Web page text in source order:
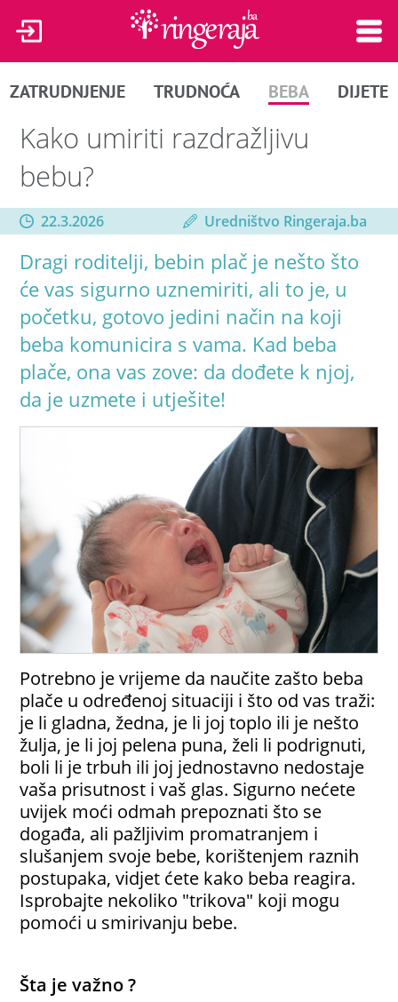
ZATRUDNJENJE TRUDNOĆA BEBA DIJETE
Kako umiriti razdražljivu
bebu?
22.3.2026 Uredništvo Ringeraja.ba
Dragi roditelji, bebin plač je nešto što
će vas sigurno uznemiriti, ali to je, u
početku, gotovo jedini način na koji
beba komunicira s vama. Kad beba
plače, ona vas zove: da dođete k njoj,
da je uzmete i utješite!
Potrebno je vrijeme da naučite zašto beba
plače u određenoj situaciji i što od vas traži:
je li gladna, žedna, je li joj toplo ili je nešto
žulja, je li joj pelena puna, želi li podrignuti,
boli li je trbuh ili joj jednostavno nedostaje
vaša prisutnost i vaš glas. Sigurno nećete
uvijek moći odmah prepoznati što se
događa, ali pažljivim promatranjem i
slušanjem svoje bebe, korištenjem raznih
postupaka, vidjet ćete kako beba reagira.
Isprobajte nekoliko "trikova" koji mogu
pomoći u smirivanju bebe.
Šta je važno ?